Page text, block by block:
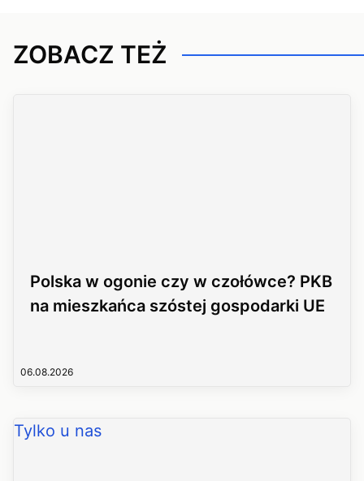
ZOBACZ TEŻ
Polska w ogonie czy w czołówce? PKB
na mieszkańca szóstej gospodarki UE
06.08.2026
Tylko u nas